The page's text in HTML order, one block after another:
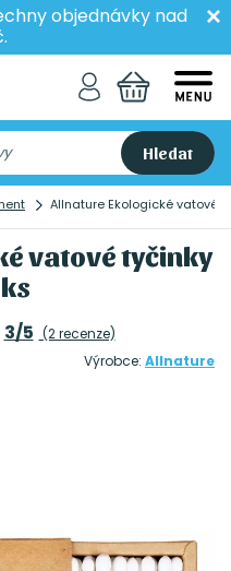
objednávky nad
Hledat
Allnature Ekologické vatové
vatové tyčinky
3/5 (2 recenze)
Výrobce: Allnature